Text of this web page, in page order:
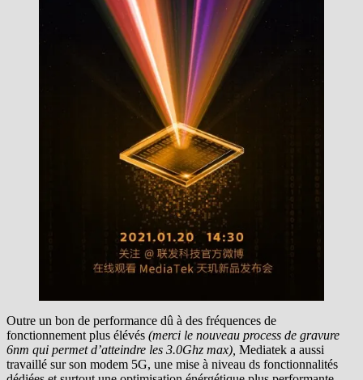
Outre un bon de performance dû à des fréquences de
fonctionnement plus élévés (merci le nouveau process de gravure
6nm qui permet d’atteindre les 3.0Ghz max), Mediatek a aussi
travaillé sur son modem 5G, une mise à niveau ds fonctionnalités